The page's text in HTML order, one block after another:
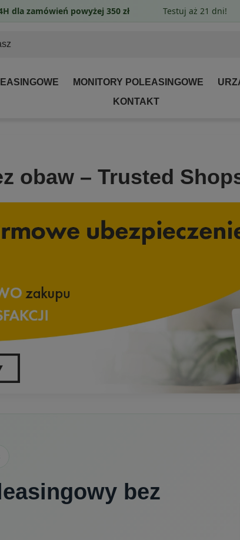
MONITORY POLEASINGOWE
KONTAKT
obaw – Trusted
bez
dla zamówień powyżej 350 zł Testuj aż 21 dni!